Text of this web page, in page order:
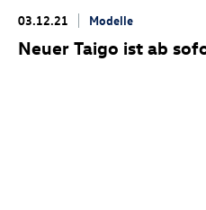
03.12.21 Modelle
Neuer Taigo ist ab